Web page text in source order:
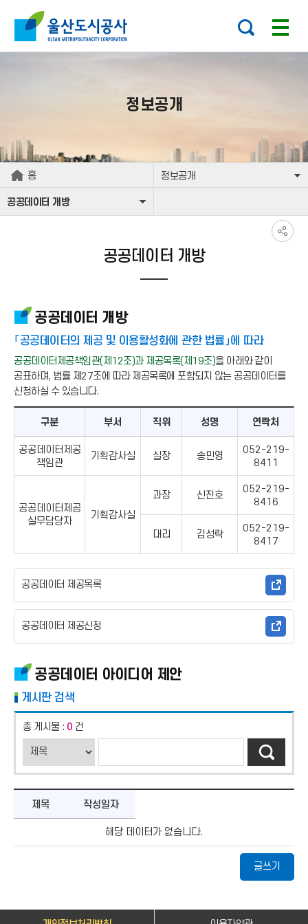
본문으로가기
주요 메뉴로 건너뛰기
정보공개
홈 정보공개
공공데이터 개방
공공데이터 개방
공공데이터 개방
「공공데이터의 제공 및 이용활성화에 관한 법률」에 따라
공공데이터제공책임관(제12조)과 제공목록(제19조)을 아래와 같이
공표하며, 법률 제27조에 따라 제공목록에 포함되지 않는 공공데이터를
신청하실 수 있습니다.
구분 부서 직위 성명 연락처
공공데이터제공
책임관
기획감사실 실장 송민영
052-219-
8411
공공데이터제공
실무담당자
기획감사실
과장 신진호
052-219-
8416
대리 김성락
052-219-
8417
공공데이터 제공목록
공공데이터 제공신청
공공데이터 아이디어 제안
게시판 검색
총 게시물 : 0 건
제목 작성일자
해당 데이터가 없습니다.
글쓰기